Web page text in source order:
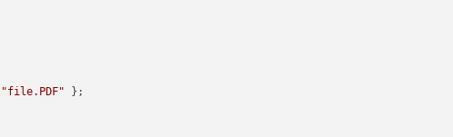
"file.PDF"